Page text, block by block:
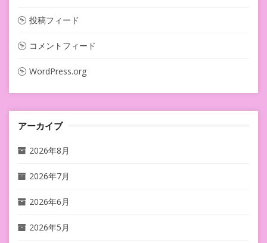
投稿フィード
コメントフィード
WordPress.org
アーカイブ
2026年8月
2026年7月
2026年6月
2026年5月